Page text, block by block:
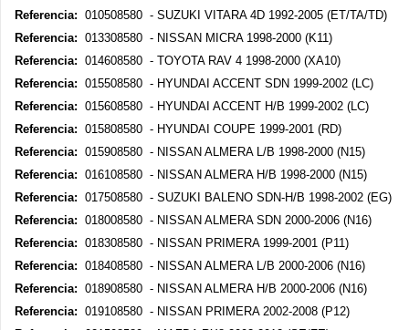
Referencia: 010508580 - SUZUKI VITARA 4D 1992-2005 (ET/TA/TD)
Referencia: 013308580 - NISSAN MICRA 1998-2000 (K11)
Referencia: 014608580 - TOYOTA RAV 4 1998-2000 (XA10)
Referencia: 015508580 - HYUNDAI ACCENT SDN 1999-2002 (LC)
Referencia: 015608580 - HYUNDAI ACCENT H/B 1999-2002 (LC)
Referencia: 015808580 - HYUNDAI COUPE 1999-2001 (RD)
Referencia: 015908580 - NISSAN ALMERA L/B 1998-2000 (N15)
Referencia: 016108580 - NISSAN ALMERA H/B 1998-2000 (N15)
Referencia: 017508580 - SUZUKI BALENO SDN-H/B 1998-2002 (EG)
Referencia: 018008580 - NISSAN ALMERA SDN 2000-2006 (N16)
Referencia: 018308580 - NISSAN PRIMERA 1999-2001 (P11)
Referencia: 018408580 - NISSAN ALMERA L/B 2000-2006 (N16)
Referencia: 018908580 - NISSAN ALMERA H/B 2000-2006 (N16)
Referencia: 019108580 - NISSAN PRIMERA 2002-2008 (P12)